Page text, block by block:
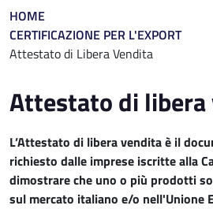
Briciole di pane
HOME
CERTIFICAZIONE PER L'EXPORT
Attestato di Libera Vendita
Attestato di
L’Attestato di libera vendita è il
richiesto dalle imprese iscritte alla
dimostrare che uno o più prodotti
sul mercato italiano e/o nell'Unione